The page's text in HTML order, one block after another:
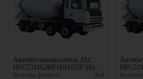
Автобетоносмеситель JAC
HFC5311GJBP1K6H32F [8x4,
12 м³]
Колёсная формула:
8x4
10.67 м³]